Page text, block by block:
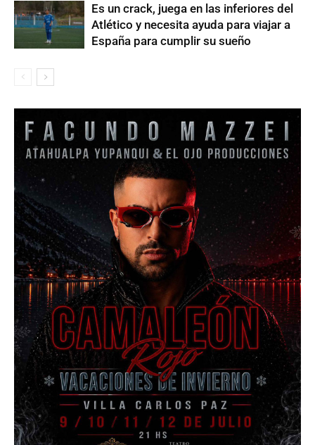
Es un crack, juega en las inferiores del
Atlético y necesita ayuda para viajar a
España para cumplir su sueño